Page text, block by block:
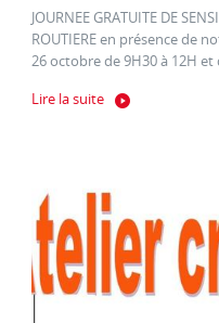
JOURNEE GRATUITE DE
ROUTIERE en présence de
26 octobre de 9H30 à 12H et
Lire la suite